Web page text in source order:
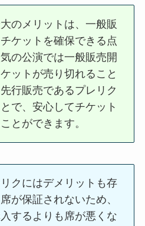
のメリットは、一般販
ケットを確保できる点
の公演では一般販売開
ットが売り切れること
行販売であるプレリク
で、安心してチケット
とができます。
クにはデメリットも存
が保証されないため、
するよりも席が悪くな